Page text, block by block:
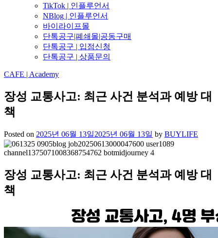
TikTok | 인플루언서
NBlog | 인플루언서
바이라이프몰
단톡공구|폐쇄몰|공동구매
단톡공구 | 입점신청
단톡공구 | 상품문의
CAFE | Academy
장성 교통사고: 최근 사건 분석과 예방 대
책
Posted on 2025년 06월 13일2025년 06월 13일 by BUYLIFE
장성 교통사고: 최근 사건 분석과 예방 대
책